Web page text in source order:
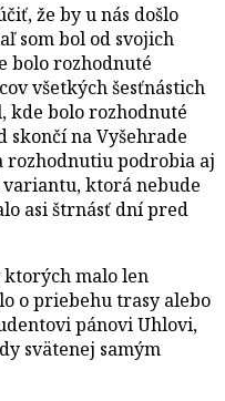
že by u nás došlo
som bol od svojich
bolo rozhodnuté
všetkých šesťnástich
kde bolo rozhodnuté
skončí na Vyšehrade
rozhodnutiu podrobia aj
ktorá nebude
asi štrnásť dní pred
malo len
o priebehu trasy alebo
pánovi Uhlovi,
svätenej samým